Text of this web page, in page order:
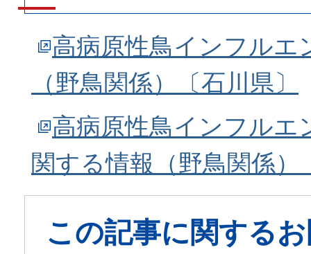
高病原性鳥インフルエ
（野鳥関係）〔石川県〕
高病原性鳥インフルエ
関する情報（野鳥関係）
この記事に関する